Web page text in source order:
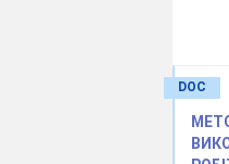
подачі неDOC